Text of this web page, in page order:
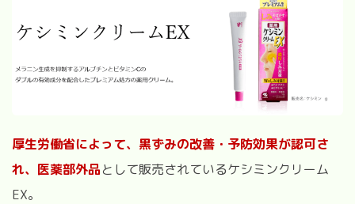
厚生労働省によって、黒ずみの改善・予防効果が認可さ
れ、医薬部外品として販売されているケシミンクリーム
EX。